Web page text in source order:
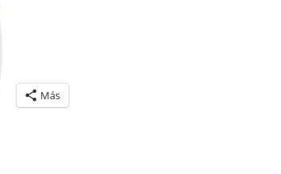
Más